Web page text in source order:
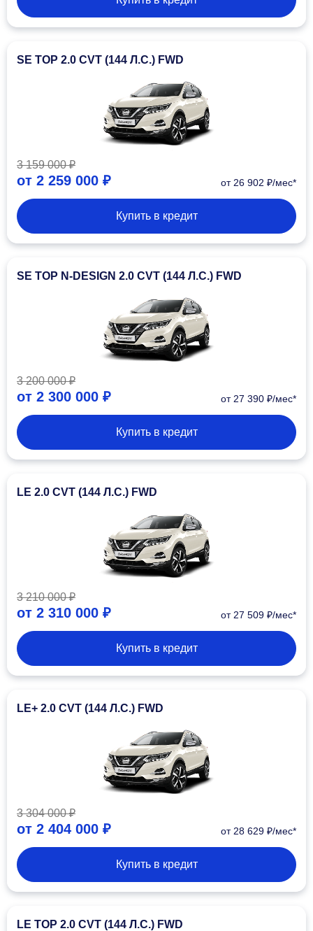
SE TOP 2.0 CVT (144 Л.С.) FWD
3 159 000 ₽
от 2 259 000 ₽ от 26 902 ₽/мес*
Купить в кредит
SE TOP N-DESIGN 2.0 CVT (144 Л.С.) FWD
3 200 000 ₽
от 2 300 000 ₽ от 27 390 ₽/мес*
Купить в кредит
LE 2.0 CVT (144 Л.С.) FWD
3 210 000 ₽
от 2 310 000 ₽ от 27 509 ₽/мес*
Купить в кредит
LE+ 2.0 CVT (144 Л.С.) FWD
3 304 000 ₽
от 2 404 000 ₽ от 28 629 ₽/мес*
Купить в кредит
LE TOP 2.0 CVT (144 Л.С.) FWD